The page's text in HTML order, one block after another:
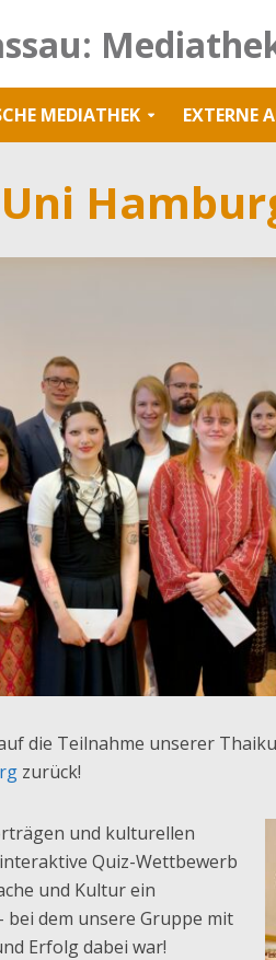
MEDIATHEK EXTERNE
die Teilnahme unserer
zurück!
und kulturellen
Quiz-Wettbewerb
und Kultur ein
dem unsere Gruppe mit
Erfolg dabei war!